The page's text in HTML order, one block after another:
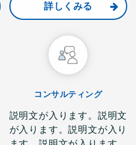
詳しくみる
コンサルティング
説明文が入ります。説明文
が入ります。説明文が入り